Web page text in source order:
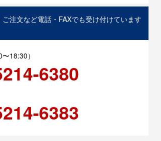
ご注文など電話・FAXでも受け付けています
18:30）
6380
6383